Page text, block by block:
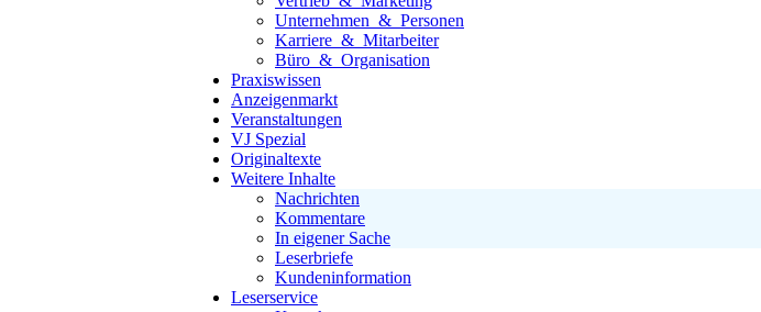
Unternehmen & Personen
Karriere & Mitarbeiter
Büro & Organisation
Praxiswissen
Anzeigenmarkt
Veranstaltungen
VJ Spezial
Originaltexte
Weitere Inhalte
Nachrichten
Kommentare
In eigener Sache
Leserbriefe
Kundeninformation
Leserservice